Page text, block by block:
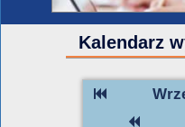
Kalendarz